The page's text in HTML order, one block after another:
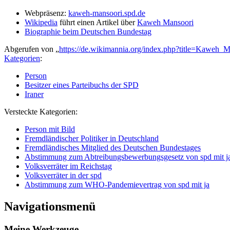
Webpräsenz: kaweh-mansoori.spd.de
Wikipedia führt einen Artikel überKaweh Mansoori
Biographie beim Deutschen Bundestag
Abgerufen von „https://de.wikimannia.org/
Kategorien:
Person
Besitzer eines Parteibuchs der SPD
Iraner
Versteckte Kategorien:
Person mit Bild
Fremdländischer Politiker in Deutschland
Fremdländisches Mitglied des Deutschen Bundestages
Abstimmung zum Abtreibungsbewerbungsgesetz von spd mit
Volksverräter im Reichstag
Volksverräter in der spd
Abstimmung zum WHO-Pandemievertrag von spd mit ja
Navigationsmenü